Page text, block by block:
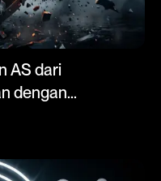
AS dari
dengan